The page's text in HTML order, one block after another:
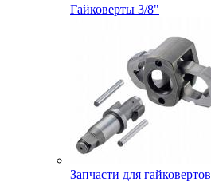
Гайковерты 3/8"
Запчасти для гайковертов